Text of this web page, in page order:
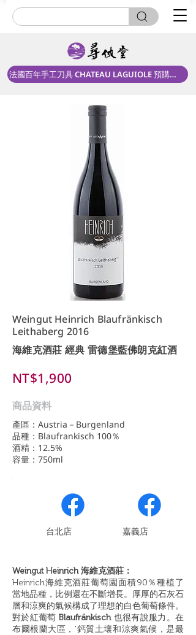
法國百年手工刀具 CHATEAU LAGUIOLE 預購中！
Weingut Heinrich Blaufränkisch
Leithaberg 2016
海維克酒莊 經典 雷德堡藍佛朗克紅酒
NT$1,900
商品資料
產區：Austria－Burgenland
品種：Blaufrankisch 100％
酒精：12.5%
容量：750ml
​台北店 嘉義店
Weingut Heinrich 海維克酒莊：
Heinrich海維克酒莊葡萄園面積90％種植了
當地品種，比例還在不斷增長。厚厚的石灰石
層和涼爽的氣候構成了理想的白色葡萄條件。
對於紅葡萄 Blaufränkisch也很有說服力。在
布爾根蘭大區，'鈣質土壤和涼爽氣候，是最